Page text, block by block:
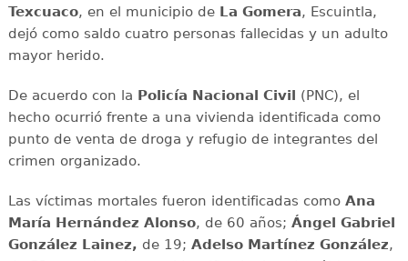
Texcuaco, en el municipio de La Gomera, Escuintla,
dejó como saldo cuatro personas fallecidas y un adulto
mayor herido.
De acuerdo con la Policía Nacional Civil (PNC), el
hecho ocurrió frente a una vivienda identificada como
punto de venta de droga y refugio de integrantes del
crimen organizado.
Las víctimas mortales fueron identificadas comoAna
María Hernández Alonso, de 60 años; Ángel Gabriel
González Lainez, de 19; Adelso Martínez González,